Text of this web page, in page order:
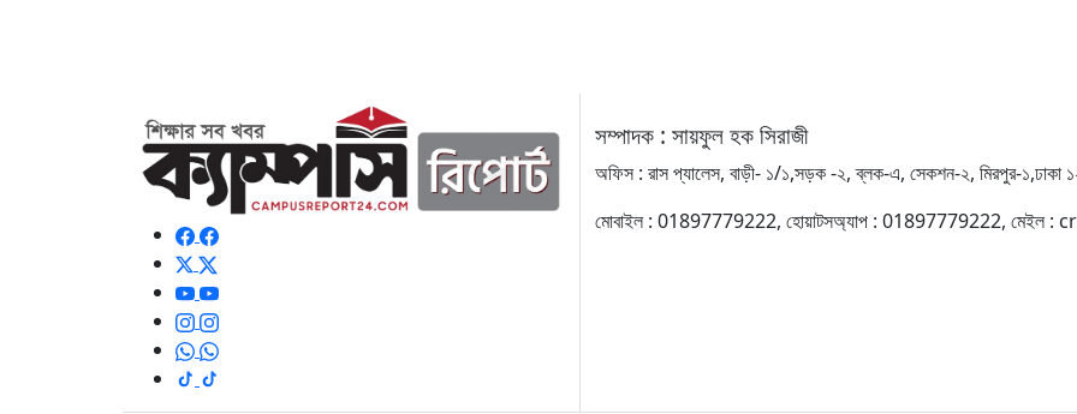
সম্পাদক : সায়ফুল হক সিরাজী
অফিস : রাস প্যালেস, বাড়ী- ১/১,সড়ক -২, ব্লক-এ, সেকশন-২, মিরপুর-১,ঢাকা
মোবাইল : 01897779222, হোয়াটসঅ্যাপ : 01897779222,